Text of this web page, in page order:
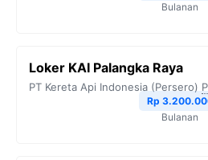
Bulanan
Loker KAI Palangka Raya
PT Kereta Api Indonesia (Persero)
Rp
Bulanan